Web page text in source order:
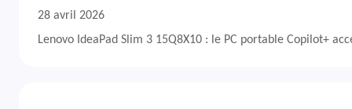
28 avril 2026
Lenovo IdeaPad Slim 3 15Q8X10 : le PC portable Copilot+